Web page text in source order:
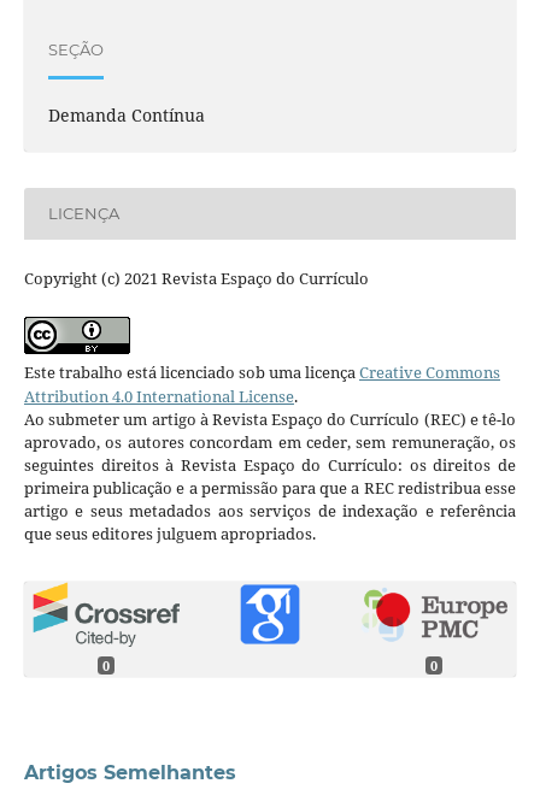
SEÇÃO
Demanda Contínua
LICENÇA
Copyright (c) 2021 Revista Espaço do Currículo
Este trabalho está licenciado sob uma licençaCreative Commons
Attribution 4.0 International License.
Ao submeter um artigo à Revista Espaço do Currículo (REC) e tê-lo
aprovado, os autores concordam em ceder, sem remuneração, os
seguintes direitos à Revista Espaço do Currículo: os direitos de
primeira publicação e a permissão para que a REC redistribua esse
artigo e seus metadados aos serviços de indexação e referência
que seus editores julguem apropriados.
0 0
Artigos Semelhantes